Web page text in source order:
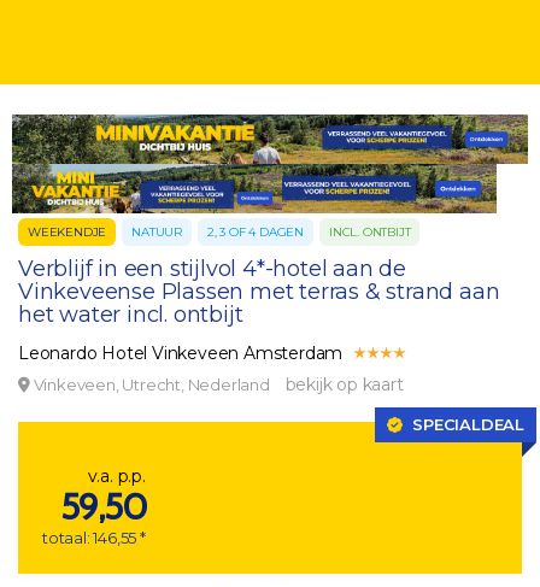
WEEKENDJE NATUUR 2, 3 OF 4 DAGEN INCL. ONTBIJT
Verblijf in een stijlvol 4*-hotel aan de
Vinkeveense Plassen met terras & strand aan
het water incl. ontbijt
Leonardo Hotel Vinkeveen Amsterdam
Vinkeveen, Utrecht, Nederland bekijk op kaart
SPECIALDEAL
v.a. p.p.
59,50
totaal: 146,55 *